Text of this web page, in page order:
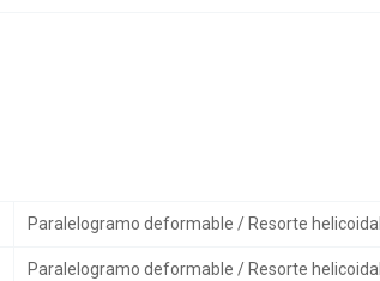
Paralelogramo deformable / Resorte helicoidal
Paralelogramo deformable / Resorte helicoidal